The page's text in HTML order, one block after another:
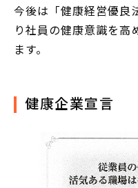
今後は「健康経営優良
り社員の健康意識を高
ます。
健康企業宣言